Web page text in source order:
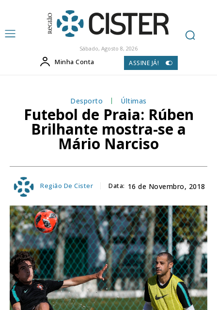
Sábado, Agosto 8, 2026
Minha Conta ASSINE JÁ!
Desporto Últimas
Futebol de Praia: Rúben
Brilhante mostra-se a
Mário Narciso
Região De Cister Data: 16 de Novembro, 2018